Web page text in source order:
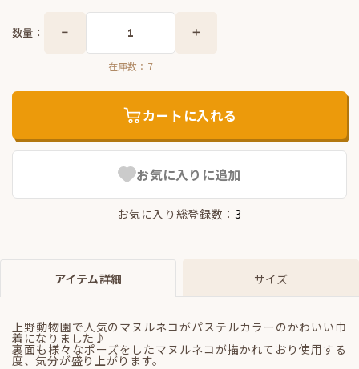
お気に入りに追加
お気に入り総登録数：3
数量：
在庫数： 7
カートに入れる
アイテム詳細 サイズ
上野動物園で人気のマヌルネコがパステルカラーのかわいい巾
着になりました♪
裏面も様々なポーズをしたマヌルネコが描かれており使用する
度、気分が盛り上がります。